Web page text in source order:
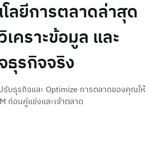
ลยีการตลาดล่าสุด
คราะข้อมูล และ
ธุรกิจจริง
รับธุรกิจและ Optimize การตลาดของคุณให้
ก่อนคู่แข่งและเจ้าตลาด